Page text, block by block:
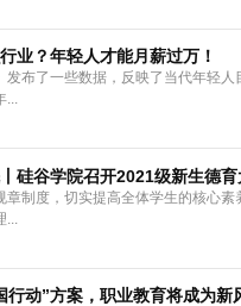
业？年轻人才能月薪过万！
布了一些数据，反映了当代年轻人
...
硅谷学院召开2021级新生德育
章制度，切实提高全体学生的核心
行动”方案，职业教育将成为新